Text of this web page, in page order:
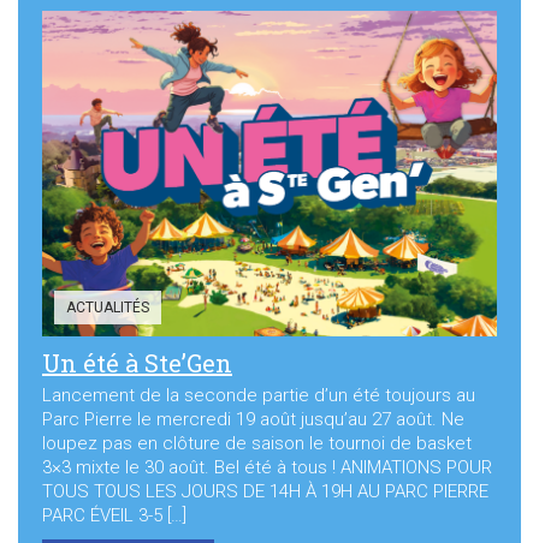
Commerces/associations
Sortir à Ste Gen’
ACTUALITÉS
Un été à Ste’Gen
Lancement de la seconde partie d’un été toujours au
Parc Pierre le mercredi 19 août jusqu’au 27 août. Ne
loupez pas en clôture de saison le tournoi de basket
3×3 mixte le 30 août. Bel été à tous ! ANIMATIONS POUR
TOUS TOUS LES JOURS DE 14H À 19H AU PARC PIERRE
PARC ÉVEIL 3-5 […]